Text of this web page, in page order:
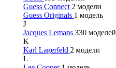
Guess Connect 2 модели
Guess Originals 1 модель
J
Jacques Lemans 330 моделей
K
Karl Lagerfeld 2 модели
L